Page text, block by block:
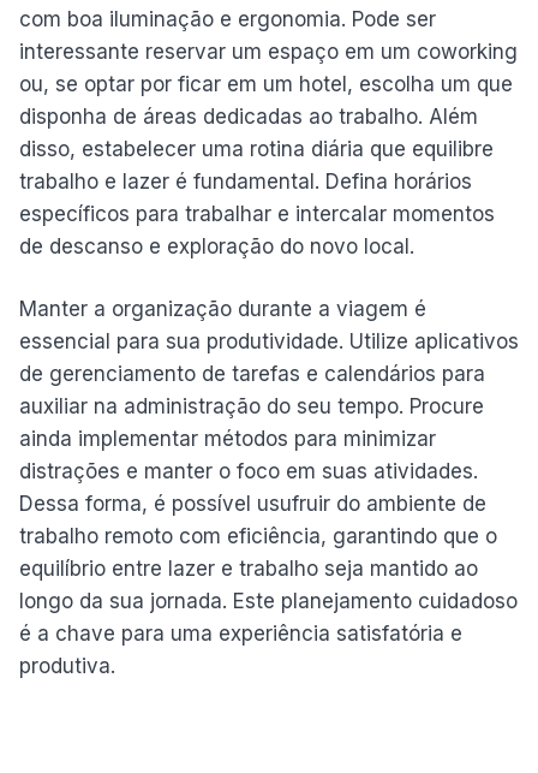
com boa iluminação e ergonomia. Pode ser
interessante reservar um espaço em um coworking
ou, se optar por ficar em um hotel, escolha um que
disponha de áreas dedicadas ao trabalho. Além
disso, estabelecer uma rotina diária que equilibre
trabalho e lazer é fundamental. Defina horários
específicos para trabalhar e intercalar momentos
de descanso e exploração do novo local.
Manter a organização durante a viagem é
essencial para sua produtividade. Utilize aplicativos
de gerenciamento de tarefas e calendários para
auxiliar na administração do seu tempo. Procure
ainda implementar métodos para minimizar
distrações e manter o foco em suas atividades.
Dessa forma, é possível usufruir do ambiente de
trabalho remoto com eficiência, garantindo que o
equilíbrio entre lazer e trabalho seja mantido ao
longo da sua jornada. Este planejamento cuidadoso
é a chave para uma experiência satisfatória e
produtiva.